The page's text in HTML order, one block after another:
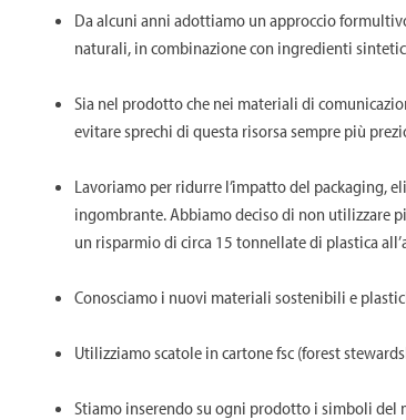
Da alcuni anni adottiamo un approccio
naturali, in combinazione con ingredienti
Sia nel prodotto che nei materiali di
evitare sprechi di questa risorsa sempre più
Lavoriamo per ridurre l’impatto del packaging,
ingombrante. Abbiamo deciso di non utilizzare
un risparmio di circa 15 tonnellate di plastica
Conosciamo i nuovi materiali sostenibili e
Utilizziamo scatole in cartone fsc (forest
Stiamo inserendo su ogni prodotto i simboli del